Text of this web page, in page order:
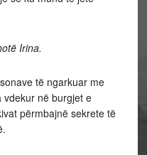
Irina.
të ngarkuar me
vdekur në burgjet e
përmbajnë sekrete të